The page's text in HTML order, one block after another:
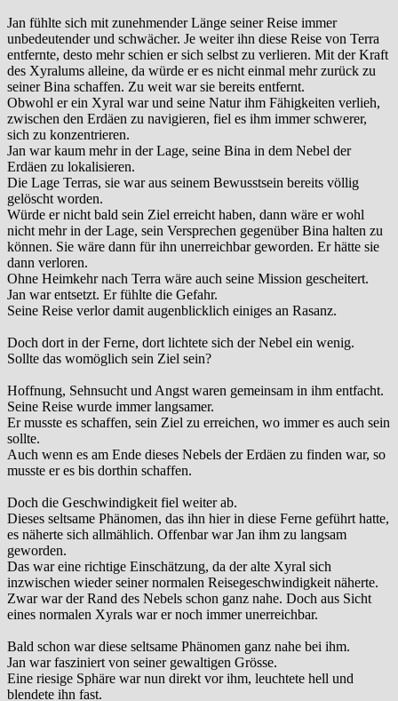
Jan fühlte sich mit zunehmender Länge seiner Reise immer
unbedeutender und schwächer. Je weiter ihn diese Reise von Terra
entfernte, desto mehr schien er sich selbst zu verlieren. Mit der Kraft
des Xyralums alleine, da würde er es nicht einmal mehr zurück zu
seiner Bina schaffen. Zu weit war sie bereits entfernt.
Obwohl er ein Xyral war und seine Natur ihm Fähigkeiten verlieh,
zwischen den Erdäen zu navigieren, fiel es ihm immer schwerer,
sich zu konzentrieren.
Jan war kaum mehr in der Lage, seine Bina in dem Nebel der
Erdäen zu lokalisieren.
Die Lage Terras, sie war aus seinem Bewusstsein bereits völlig
gelöscht worden.
Würde er nicht bald sein Ziel erreicht haben, dann wäre er wohl
nicht mehr in der Lage, sein Versprechen gegenüber Bina halten zu
können. Sie wäre dann für ihn unerreichbar geworden. Er hätte sie
dann verloren.
Ohne Heimkehr nach Terra wäre auch seine Mission gescheitert.
Jan war entsetzt. Er fühlte die Gefahr.
Seine Reise verlor damit augenblicklich einiges an Rasanz.
Doch dort in der Ferne, dort lichtete sich der Nebel ein wenig.
Sollte das womöglich sein Ziel sein?
Hoffnung, Sehnsucht und Angst waren gemeinsam in ihm entfacht.
Seine Reise wurde immer langsamer.
Er musste es schaffen, sein Ziel zu erreichen, wo immer es auch sein
sollte.
Auch wenn es am Ende dieses Nebels der Erdäen zu finden war, so
musste er es bis dorthin schaffen.
Doch die Geschwindigkeit fiel weiter ab.
Dieses seltsame Phänomen, das ihn hier in diese Ferne geführt hatte,
es näherte sich allmählich. Offenbar war Jan ihm zu langsam
geworden.
Das war eine richtige Einschätzung, da der alte Xyral sich
inzwischen wieder seiner normalen Reisegeschwindigkeit näherte.
Zwar war der Rand des Nebels schon ganz nahe. Doch aus Sicht
eines normalen Xyrals war er noch immer unerreichbar.
Bald schon war diese seltsame Phänomen ganz nahe bei ihm.
Jan war fasziniert von seiner gewaltigen Grösse.
Eine riesige Sphäre war nun direkt vor ihm, leuchtete hell und
blendete ihn fast.